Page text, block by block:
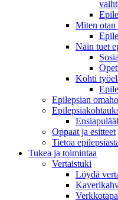
Miten otan
Näin tuet
Kohti
Epilepsian
Oppaat ja esitteet
Tietoa
Tukea ja toimintaa
Vertaistuki
Löydä